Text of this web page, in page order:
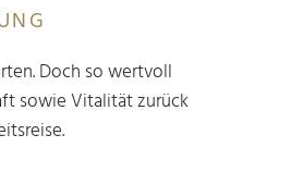
Doch so wertvoll
sowie Vitalität zurück